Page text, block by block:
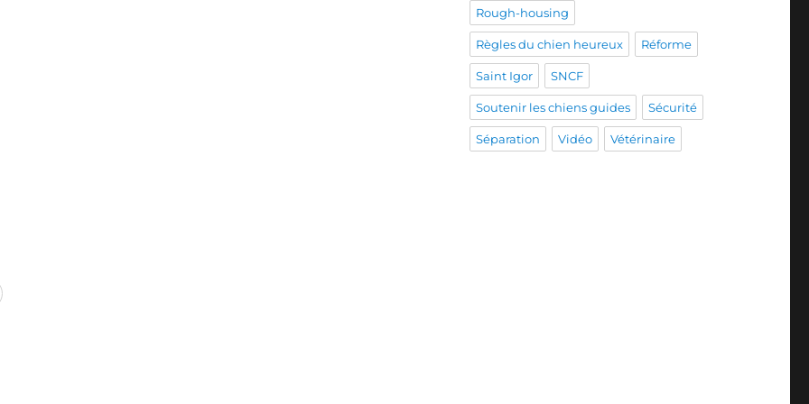
Rough-housing
Règles du chien heureux Réforme
Saint Igor SNCF
Soutenir les chiens guides Sécurité
Séparation Vidéo Vétérinaire
Igor